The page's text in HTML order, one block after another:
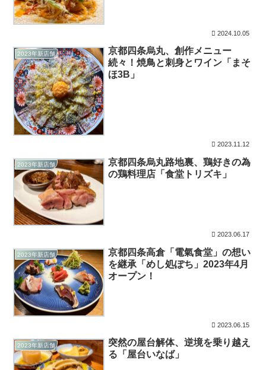
2024.10.05
2023年新店舗
京都四条烏丸、創作メニュー
続々！焼鳥と刺身とワイン「まそ
ほ3B」
2023.11.12
2023年新店舗
京都四条烏丸路地裏、鶏好きの為
の鶏料理店「食堂トリズキ」
2023.06.17
2023年新店舗
京都四条高倉「電氣食堂」の想い
を継承「めし処ぽち」2023年4月
オープン！
2023.06.15
2023年新店舗
突然の屋台解体、逆境を乗り越え
る「屋台いなば」